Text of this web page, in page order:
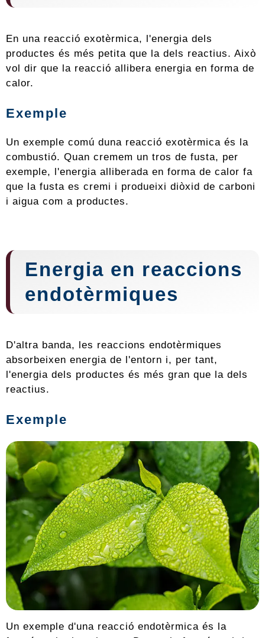
En una reacció exotèrmica, l'energia dels
productes és més petita que la dels reactius. Això
vol dir que la reacció allibera energia en forma de
calor.
Exemple
Un exemple comú duna reacció exotèrmica és la
combustió. Quan cremem un tros de fusta, per
exemple, l'energia alliberada en forma de calor fa
que la fusta es cremi i produeixi diòxid de carboni
i aigua com a productes.
Energia en reaccions
endotèrmiques
D'altra banda, les reaccions endotèrmiques
absorbeixen energia de l'entorn i, per tant,
l'energia dels productes és més gran que la dels
reactius.
Exemple
Un exemple d'una reacció endotèrmica és la